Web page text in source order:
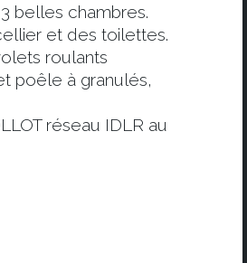
belles chambres.
et des toilettes.
roulants
poêle à granulés,
réseau IDLR au